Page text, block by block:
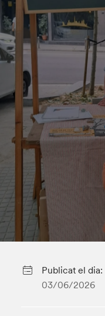
Publicat el dia:
03/06/2026